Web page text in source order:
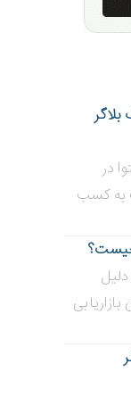
در
به کسب
چیست؟